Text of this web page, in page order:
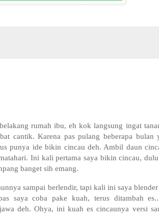
rumah ibu, eh kok langsung ingat
cantik. Karena pas pulang beberapa bulan
punya ide bikin cincau deh. Ambil daun
Ini kali pertama saya bikin cincau,
banget sih emang.
sampai berlendir, tapi kali ini saya
saya coba pake kuah, terus ditambah
deh. Ohya, ini kuah es cincaunya versi